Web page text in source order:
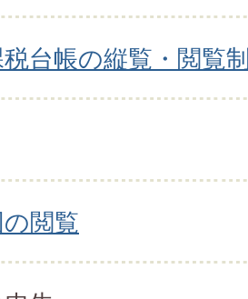
台帳の縦覧・閲覧
閲覧